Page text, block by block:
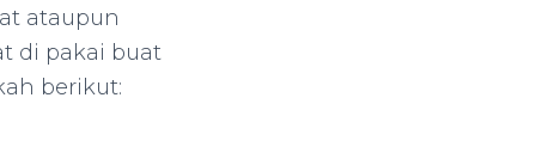
ataupun
di pakai buat
berikut: